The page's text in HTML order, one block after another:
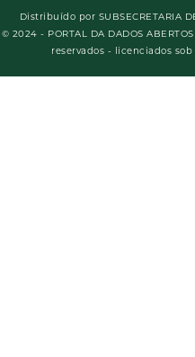
Distribuído por SUBSECRETARIA
© 2024 - PORTAL DA DADOS
reservados - licenciados